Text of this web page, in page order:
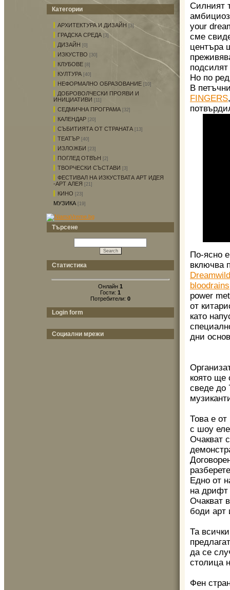
Категории
АРХИТЕКТУРА И ДИЗАЙН [3]
ГРАДСКА СРЕДА [3]
ДИЗАЙН [0]
ИЗКУСТВО [30]
КЛУБОВЕ [8]
КУЛТУРА [40]
НЕФОРМАЛНО ОБРАЗОВАНИЕ [10]
ДОБРОВОЛЧЕСКИ ПРОЯВИ И
ИНИЦИАТИВИ
[11]
СЕДМИЧНА ПРОГРАМА [32]
КАЛЕНДАР [20]
СЪБИТИЯТА ОТ СТРАНАТА [13]
ТЕАТЪР [40]
ИЗЛОЖБИ [23]
ПОГЛЕД ОТВЪН [2]
ТВОРЧЕСКИ СЪСТАВИ [3]
ФЕСТИВАЛ НА ИЗКУСТВАТА АРТ ИДЕЯ
-АРТ АЛЕЯ
[21]
КИНО [23]
МУЗИКА [19]
Търсене
Статистика
Онлайн 1
Гости: 1
Потребители: 0
Login form
Социални мрежи
Силният
your
сме
центъра
Но по
В
FINGERS
По-ясно
включва
bloodrains
power
от
като
дни
която ще
сведе до
Това е
с шоу
Очакват
Едно от
на дрифт
Очакват
боди арт
Та
да се
столица
Фен